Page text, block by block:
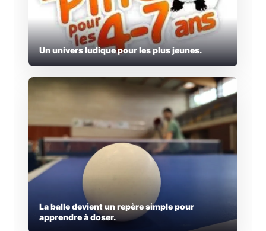
Un univers ludique pour les plus jeunes.
La balle devient un repère simple pour
apprendre à doser.